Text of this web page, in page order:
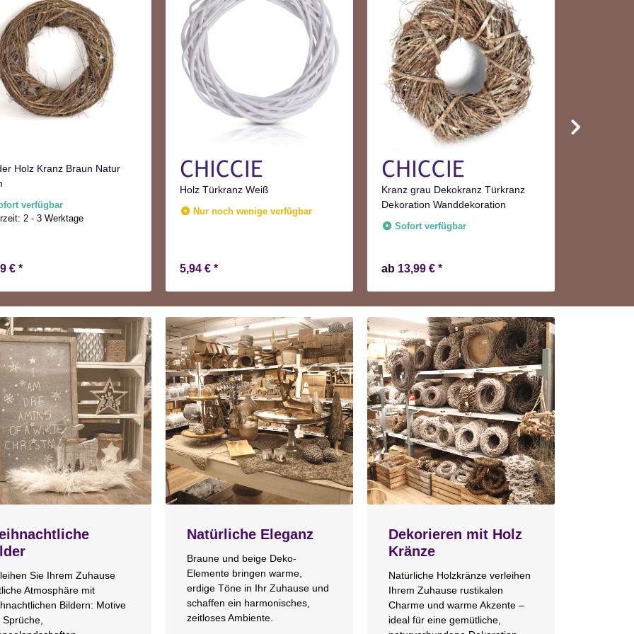
Holz Kranz Braun Natur
verfügbar
2 - 3 Werktage
€ *
Holz Türkranz Weiß
Nur noch wenige verfügbar
5,94 € *
Kranz grau Dekokranz Türkranz
Dekoration Wanddekoration
Sofort verfügbar
ab 13,99 € *
Sie Ihrem Zuhause
Atmosphäre mit
Bildern: Motive
Sprüche,
Natürliche Eleganz
Braune und beige Deko-
Elemente bringen warme,
erdige Töne in Ihr Zuhause und
schaffen ein harmonisches,
zeitloses Ambiente.
Dekorieren mit Holz
Kränze
Natürliche Holzkränze verleihen
Ihrem Zuhause rustikalen
Charme und warme Akzente –
ideal für eine gemütliche,